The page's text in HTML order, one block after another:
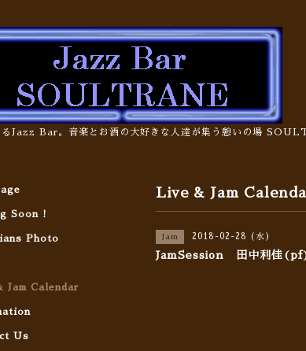
るJazz Bar。音楽とお酒の大好きな人達が集う憩いの場
Live & Jam
Jam 2018-02-28 (水)
JamSession 田中利佳
Soon !
Photo
Jam Calendar
Us